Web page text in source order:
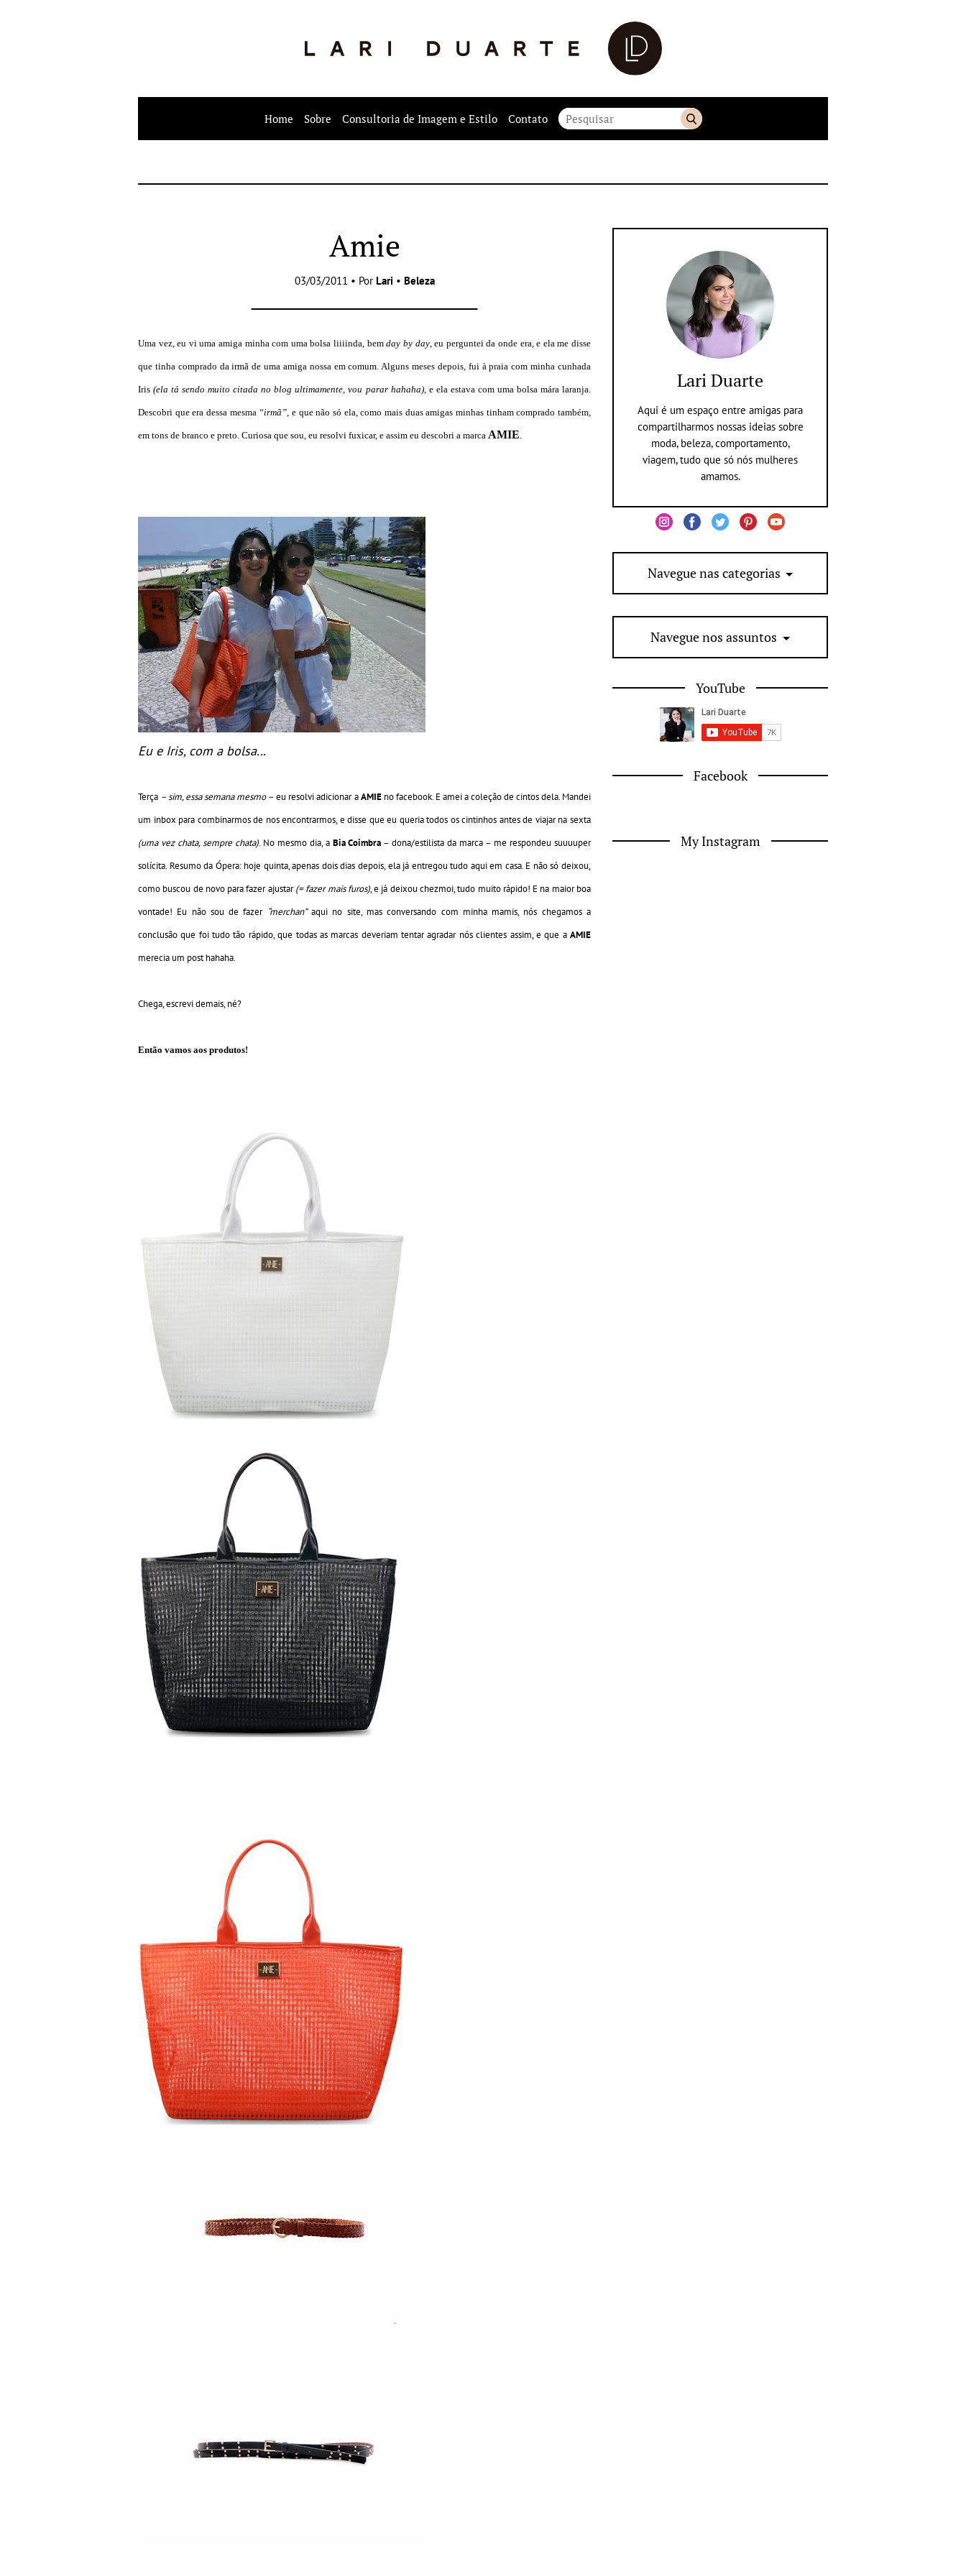
Home Sobre Consultoria de Imagem e Estilo Contato
Amie
03/03/2011 • Por Lari • Beleza
Uma vez, eu vi uma amiga minha com uma bolsa liiiinda, bemday by day, eu perguntei da onde era, e ela me disse
que tinha comprado da irmã de uma amiga nossa em comum. Alguns meses depois, fui à praia com minha cunhada
Iris(ela tá sendo muito citada no blog ultimamente, vou parar hahaha), e ela estava com uma bolsa mára laranja.
Descobri que era dessa mesma “irmã”, e que não só ela, como mais duas amigas minhas tinham comprado também,
em tons de branco e preto. Curiosa que sou, eu resolvi fuxicar, e assim eu descobri a marca AMIE.
Eu e Iris, com a bolsa...
Terça – sim, essa semana mesmo – eu resolvi adicionar aAMIEno facebook. E amei a coleção de cintos dela. Mandei
um inbox para combinarmos de nos encontrarmos, e disse que eu queria todos os cintinhos antes de viajar na sexta
(uma vez chata, sempre chata). No mesmo dia, a Bia Coimbra – dona/estilista da marca – me respondeu suuuuper
solícita. Resumo da Ópera: hoje quinta, apenas dois dias depois, ela já entregou tudo aqui em casa. E não só deixou,
como buscou de novo para fazer ajustar(= fazer mais furos), e já deixou chezmoi, tudo muito rápido! E na maior boa
vontade! Eu não sou de fazer “merchan”aqui no site, mas conversando com minha mamis, nós chegamos a
conclusão que foi tudo tão rápido, que todas as marcas deveriam tentar agradar nós clientes assim, e que a AMIE
merecia um post hahaha.
Chega, escrevi demais, né?
Então vamos aos produtos!
Lari Duarte
Aqui é um espaço entre amigas para
compartilharmos nossas ideias sobre
moda, beleza, comportamento,
viagem, tudo que só nós mulheres
amamos.
Navegue nas categorias
Navegue nos assuntos
YouTube
Facebook
My Instagram